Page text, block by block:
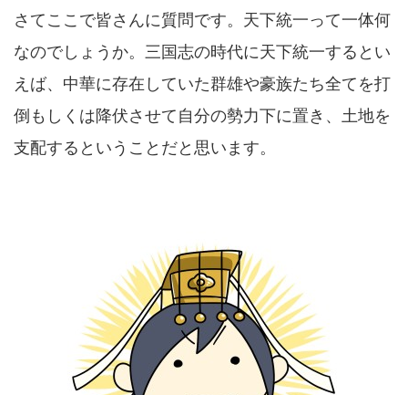
さてここで皆さんに質問です。天下統一って一体何
なのでしょうか。三国志の時代に天下統一するとい
えば、中華に存在していた群雄や豪族たち全てを打
倒もしくは降伏させて自分の勢力下に置き、土地を
支配するということだと思います。